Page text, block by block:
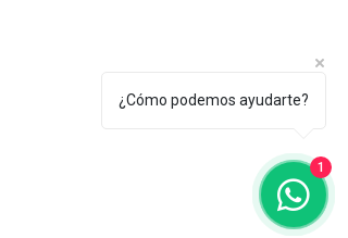
¿Cómo podemos ayudarte?
1